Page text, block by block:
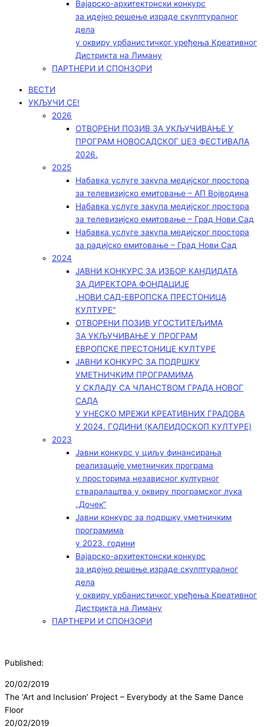
Вајарско-архитектонски конкурс
за идејно решење израде скулптуралног
дела
у оквиру урбанистичког уређења Креативног
Дистрикта на Лиману
ПАРТНЕРИ И СПОНЗОРИ
ВЕСТИ
УКЉУЧИ СЕ!
2026
ОТВОРЕНИ ПОЗИВ ЗА УКЉУЧИВАЊЕ У
ПРОГРАМ НОВОСАДСКОГ ЏЕЗ ФЕСТИВАЛА
2026.
2025
Набавка услуге закупа медијског простора
за телевизијско емитовање – АП Војводинa
Набавка услуге закупа медијског простора
за телевизијско емитовање – Град Нови Сад
Набавка услуге закупа медијског простора
за радијско емитовање – Град Нови Сад
2024
ЈАВНИ КОНКУРС ЗА ИЗБОР КАНДИДАТА
ЗА ДИРЕКТОРА ФОНДАЦИЈЕ
„НОВИ САД-ЕВРОПСКА ПРЕСТОНИЦА
КУЛТУРЕ“
ОТВОРЕНИ ПОЗИВ УГОСТИТЕЉИМА
ЗА УКЉУЧИВАЊЕ У ПРОГРАМ
ЕВРОПСКЕ ПРЕСТОНИЦЕ КУЛТУРЕ
ЈАВНИ КОНКУРС ЗА ПОДРШКУ
УМЕТНИЧКИМ ПРОГРАМИМА
У СКЛАДУ СА ЧЛАНСТВОМ ГРАДА НОВОГ
САДА
У УНЕСКО МРЕЖИ КРЕАТИВНИХ ГРАДОВА
У 2024. ГОДИНИ (КАЛЕИДОСКОП КУЛТУРЕ)
2023
Јавни конкурс у циљу финансирања
реализације уметничких програма
у просторима независног културног
стваралаштва у оквиру програмског лука
„Дочек”
Јавни конкурс за подршку уметничким
програмима
у 2023. години
Вајарско-архитектонски конкурс
за идејно решење израде скулптуралног
дела
у оквиру урбанистичког уређења Креативног
Дистрикта на Лиману
ПАРТНЕРИ И СПОНЗОРИ
Published:
20/02/2019
The ‘Art and Inclusion’ Project – Everybody at the Same Dance
Floor
20/02/2019